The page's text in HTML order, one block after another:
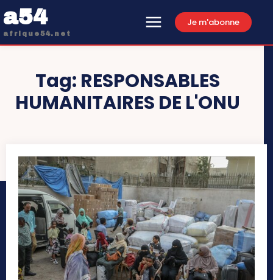
a54
afrique54.net
Je m'abonne
Tag: RESPONSABLES
HUMANITAIRES DE L'ONU